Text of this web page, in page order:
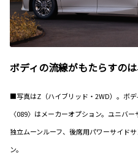
ボディの流線がもたらすのは
■写真はZ（ハイブリッド・2WD）。ボ
〈089〉はメーカーオプション。ユニバ
独立ムーンルーフ、後席用パワーサイド
ン。